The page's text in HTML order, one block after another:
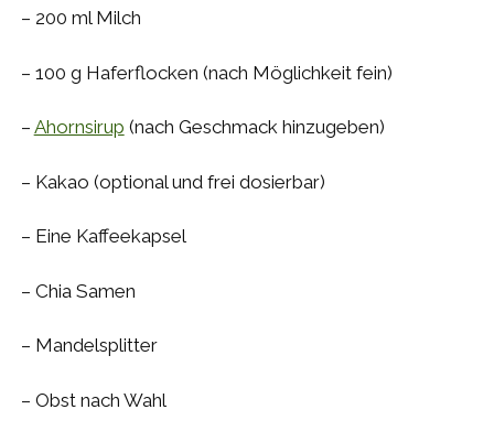
– 200 ml Milch
– 100 g Haferflocken (nach Möglichkeit fein)
– Ahornsirup (nach Geschmack hinzugeben)
– Kakao (optional und frei dosierbar)
– Eine Kaffeekapsel
– Chia Samen
– Mandelsplitter
– Obst nach Wahl